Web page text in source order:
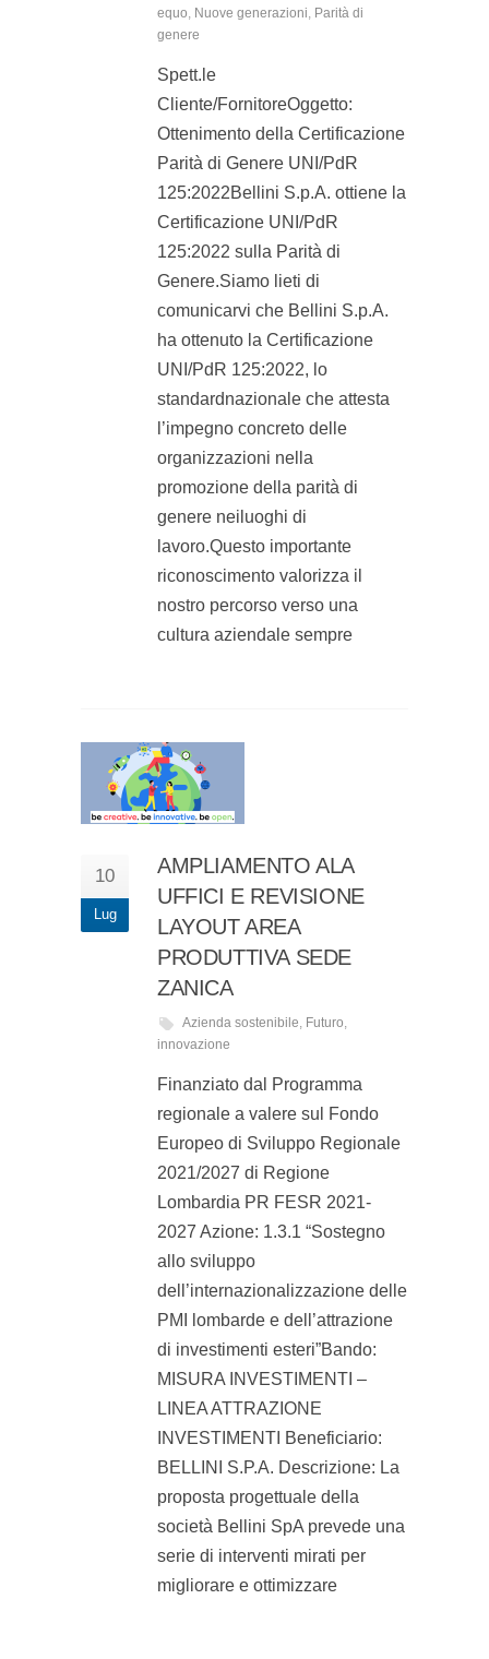
equo, Nuove generazioni, Parità di
genere
Spett.le
Cliente/FornitoreOggetto:
Ottenimento della Certificazione
Parità di Genere UNI/PdR
125:2022Bellini S.p.A. ottiene la
Certificazione UNI/PdR
125:2022 sulla Parità di
Genere.Siamo lieti di
comunicarvi che Bellini S.p.A.
ha ottenuto la Certificazione
UNI/PdR 125:2022, lo
standardnazionale che attesta
l’impegno concreto delle
organizzazioni nella
promozione della parità di
genere neiluoghi di
lavoro.Questo importante
riconoscimento valorizza il
nostro percorso verso una
cultura aziendale sempre
10
Lug
AMPLIAMENTO ALA
UFFICI E REVISIONE
LAYOUT AREA
PRODUTTIVA SEDE
ZANICA
Azienda sostenibile, Futuro,
innovazione
Finanziato dal Programma
regionale a valere sul Fondo
Europeo di Sviluppo Regionale
2021/2027 di Regione
Lombardia PR FESR 2021-
2027 Azione: 1.3.1 “Sostegno
allo sviluppo
dell’internazionalizzazione delle
PMI lombarde e dell’attrazione
di investimenti esteri”Bando:
MISURA INVESTIMENTI –
LINEA ATTRAZIONE
INVESTIMENTI Beneficiario:
BELLINI S.P.A. Descrizione: La
proposta progettuale della
società Bellini SpA prevede una
serie di interventi mirati per
migliorare e ottimizzare